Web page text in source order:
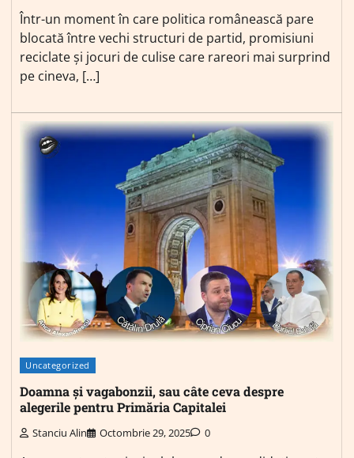
Într-un moment în care politica românească pare
blocată între vechi structuri de partid, promisiuni
reciclate și jocuri de culise care rareori mai surprind
pe cineva, […]
Uncategorized
Doamna și vagabonzii, sau câte ceva despre
alegerile pentru Primăria Capitalei
Stanciu Alin Octombrie 29, 2025 0